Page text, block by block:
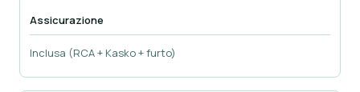
Assicurazione
Inclusa (RCA + Kasko + furto)